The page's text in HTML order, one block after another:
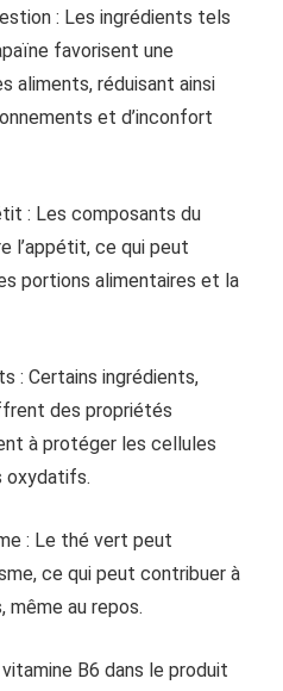
: Les ingrédients tels
favorisent une
aliments, réduisant ainsi
et d’inconfort
: Les composants du
l’appétit, ce qui peut
portions alimentaires et la
: Certains ingrédients,
des propriétés
à protéger les cellules
oxydatifs.
: Le thé vert peut
ce qui peut contribuer à
même au repos.
B6 dans le produit